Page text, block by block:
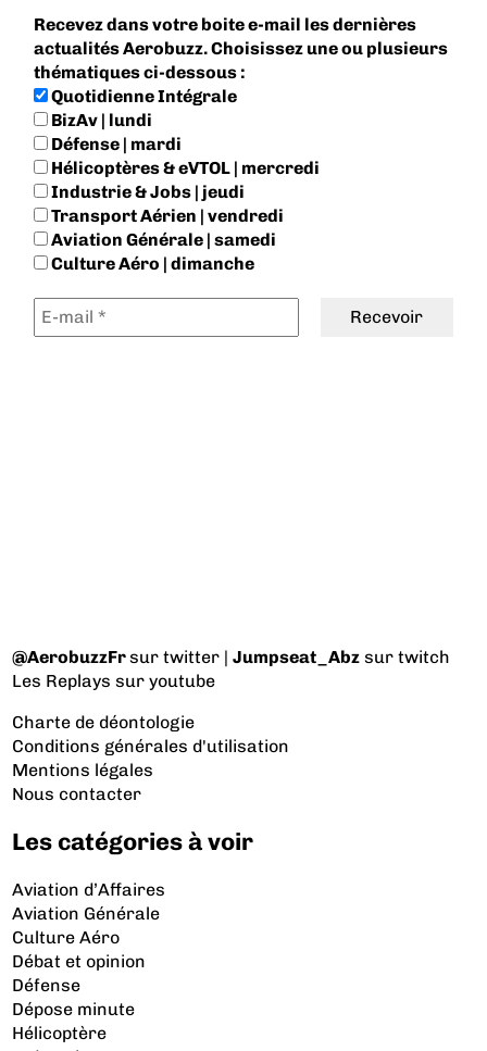
Recevez dans votre boite e-mail les dernières
actualités Aerobuzz. Choisissez une ou plusieurs
thématiques ci-dessous :
Quotidienne Intégrale
BizAv | lundi
Défense | mardi
Hélicoptères & eVTOL | mercredi
Industrie & Jobs | jeudi
Transport Aérien | vendredi
Aviation Générale | samedi
Culture Aéro | dimanche
@AerobuzzFrsur twitter |Jumpseat_Abz sur twitch
Les Replays sur youtube
Charte de déontologie
Conditions générales d'utilisation
Mentions légales
Nous contacter
Les catégories à voir
Aviation d’Affaires
Aviation Générale
Culture Aéro
Débat et opinion
Défense
Dépose minute
Hélicoptère